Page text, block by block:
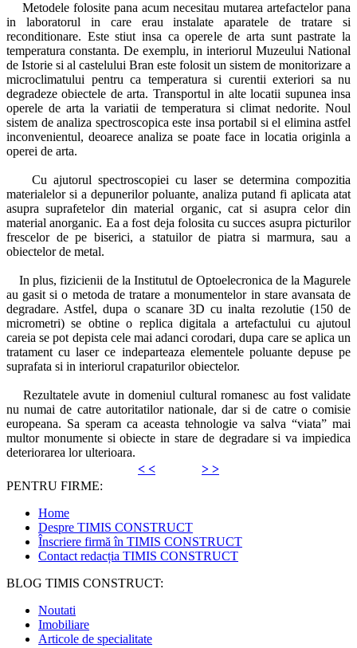
Metodele folosite pana acum necesitau mutarea artefactelor pana
in laboratorul in care erau instalate aparatele de tratare si
reconditionare. Este stiut insa ca operele de arta sunt pastrate la
temperatura constanta. De exemplu, in interiorul Muzeului National
de Istorie si al castelului Bran este folosit un sistem de monitorizare a
microclimatului pentru ca temperatura si curentii exteriori sa nu
degradeze obiectele de arta. Transportul in alte locatii supunea insa
operele de arta la variatii de temperatura si climat nedorite. Noul
sistem de analiza spectroscopica este insa portabil si el elimina astfel
inconvenientul, deoarece analiza se poate face in locatia originla a
operei de arta.
Cu ajutorul spectroscopiei cu laser se determina compozitia
materialelor si a depunerilor poluante, analiza putand fi aplicata atat
asupra suprafetelor din material organic, cat si asupra celor din
material anorganic. Ea a fost deja folosita cu succes asupra picturilor
frescelor de pe biserici, a statuilor de piatra si marmura, sau a
obiectelor de metal.
In plus, fizicienii de la Institutul de Optoelecronica de la Magurele
au gasit si o metoda de tratare a monumentelor in stare avansata de
degradare. Astfel, dupa o scanare 3D cu inalta rezolutie (150 de
micrometri) se obtine o replica digitala a artefactului cu ajutoul
careia se pot depista cele mai adanci corodari, dupa care se aplica un
tratament cu laser ce indeparteaza elementele poluante depuse pe
suprafata si in interiorul crapaturilor obiectelor.
Rezultatele avute in domeniul cultural romanesc au fost validate
nu numai de catre autoritatilor nationale, dar si de catre o comisie
europeana. Sa speram ca aceasta tehnologie va salva “viata” mai
multor monumente si obiecte in stare de degradare si va impiedica
deteriorarea lor ulterioara.
< <
> >
PENTRU FIRME:
Home
Despre TIMIS CONSTRUCT
Înscriere firmă în TIMIS CONSTRUCT
Contact redacția TIMIS CONSTRUCT
BLOG TIMIS CONSTRUCT:
Noutati
Imobiliare
Articole de specialitate